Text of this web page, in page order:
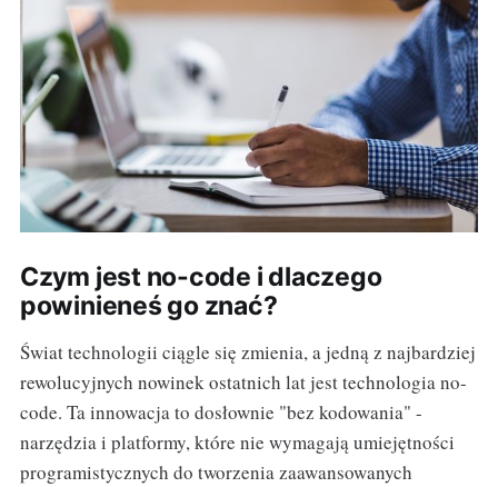
Czym jest no-code i dlaczego
powinieneś go znać?
Świat technologii ciągle się zmienia, a jedną z najbardziej
rewolucyjnych nowinek ostatnich lat jest technologia no-
code. Ta innowacja to dosłownie "bez kodowania" -
narzędzia i platformy, które nie wymagają umiejętności
programistycznych do tworzenia zaawansowanych